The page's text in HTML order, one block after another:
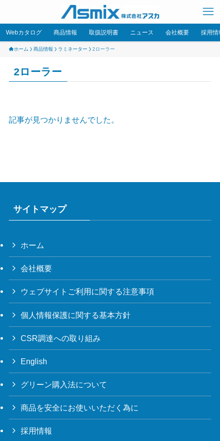
Webカタログ 商品情報 取扱説明書 ニュース 会社概要 採用情
ホーム 商品情報 ラミネーター 2ローラー
2ローラー
記事が見つかりませんでした。
サイトマップ
ホーム
会社概要
ウェブサイトご利用に関する注意事項
個人情報保護に関する基本方針
CSR調達への取り組み
English
グリーン購入法について
商品を安全にお使いいただく為に
採用情報